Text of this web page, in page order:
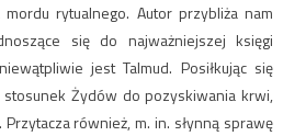
rytualnego. Autor przybliża nam
się do najważniejszej księgi
jest Talmud. Posiłkując się
stosunek Żydów do pozyskiwania krwi,
również, m. in. słynną sprawę